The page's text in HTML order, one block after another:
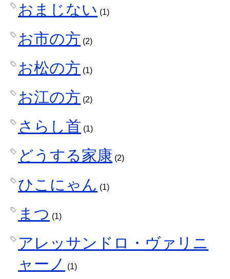
おまじない (1)
お市の方 (2)
お松の方 (1)
お江の方 (2)
さらし首 (1)
どうする家康 (2)
ひこにゃん (1)
まつ (1)
アレッサンドロ・ヴァリニ
ャーノ
(1)